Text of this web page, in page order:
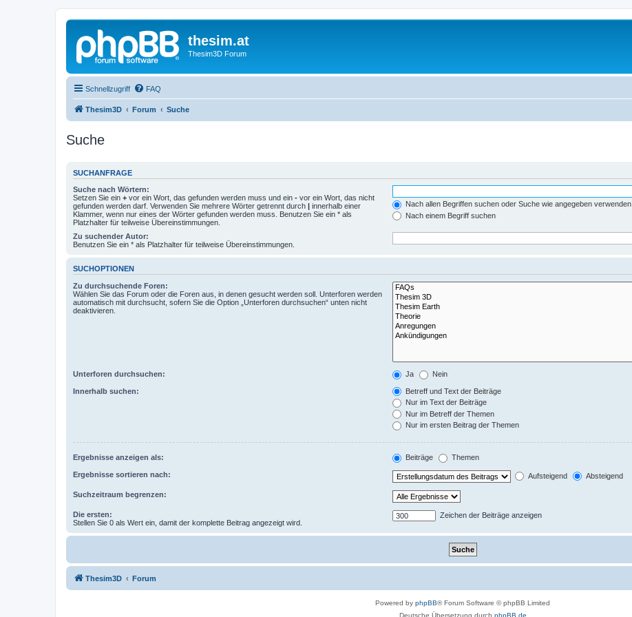
thesim.at
Thesim3D Forum
Schnellzugriff FAQ
Thesim3D Forum Suche
Suche
SUCHANFRAGE
Suche nach Wörtern:
Setzen Sie ein + vor ein Wort, das gefunden werden muss und ein - vor ein Wort, das nicht
gefunden werden darf. Verwenden Sie mehrere Wörter getrennt durch | innerhalb einer
Klammer, wenn nur eines der Wörter gefunden werden muss. Benutzen Sie ein * als
Platzhalter für teilweise Übereinstimmungen.
Nach allen Begriffen suchen oder Suche wie angegeben verwenden
Nach einem Begriff suchen
Zu suchender Autor:
Benutzen Sie ein * als Platzhalter für teilweise Übereinstimmungen.
SUCHOPTIONEN
Zu durchsuchende Foren:
Wählen Sie das Forum oder die Foren aus, in denen gesucht werden soll. Unterforen werden
automatisch mit durchsucht, sofern Sie die Option „Unterforen durchsuchen“ unten nicht
deaktivieren.
Unterforen durchsuchen: Ja Nein
Innerhalb suchen:
Betreff und Text der Beiträge
Nur im Text der Beiträge
Nur im Betreff der Themen
Nur im ersten Beitrag der Themen
Ergebnisse anzeigen als: Beiträge Themen
Ergebnisse sortieren nach: Aufsteigend Absteigend
Suchzeitraum begrenzen:
Die ersten:
Stellen Sie 0 als Wert ein, damit der komplette Beitrag angezeigt wird.
Zeichen der Beiträge anzeigen
Thesim3D Forum
Powered by phpBB® Forum Software © phpBB Limited
Deutsche Übersetzung durch phpBB.de